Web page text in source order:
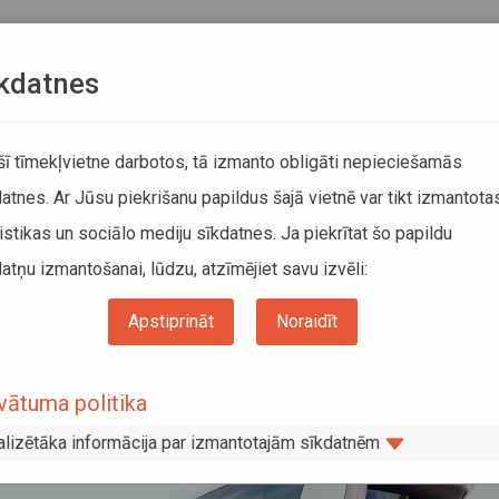
līdz 2021. gada decembrim noteikti uzvarētāji visās 23 maršrutu tīkla
pakalpojumu nodrošināšanu
noteikti uzvarētāji visās 23 maršrutu
tīmekļvietne darbotos, tā izmanto obligāti nepieciešamās
Ar Jūsu piekrišanu papildus šajā vietnē var tikt
un sociālo mediju sīkdatnes. Ja piekrītat šo papildu
izmantošanai, lūdzu, atzīmējiet savu izvēli:
Apstiprināt Noraidīt
politika
informācija par izmantotajām sīkdatnēm